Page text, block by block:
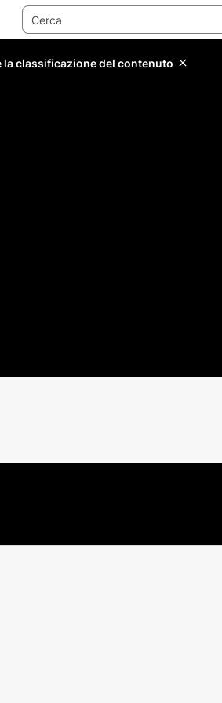
classificazione del contenuto